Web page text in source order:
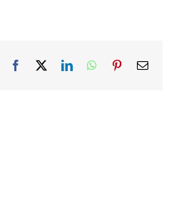
Facebook LinkedInWhatsApp
PinterestEmail